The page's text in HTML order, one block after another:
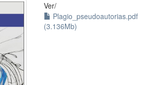
Ver/
Plagio_pseudoautorias.pdf
(3.136Mb)